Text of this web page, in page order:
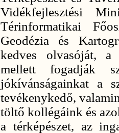
Vidékfejlesztési
Térinformatikai
Geodézia és
kedves olvasóját, a
mellett fogadják
jókívánságainkat a
tevékenykedő,
töltő kollégáink és
a térképészet, az